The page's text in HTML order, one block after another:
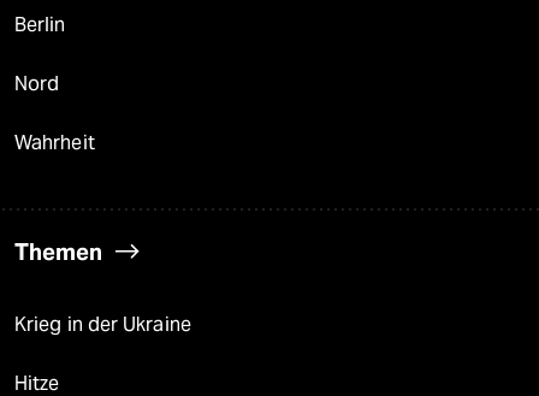
Berlin
Nord
Wahrheit
Themen
Krieg in der Ukraine
Hitze